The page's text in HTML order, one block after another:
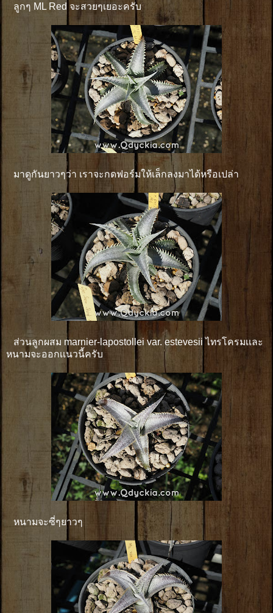
ลูกๆ ML Red จะสวยๆเยอะครับ
มาดูกันยาวๆว่า เราจะกดฟอร์มให้เล็กลงมาได้หรือเปล่า
ส่วนลูกผสม marnier-lapostollei var. estevesii ไทรโครมเเละ
หนามจะออกเเนวนี้ครับ
หนามจะซี่ๆยาวๆ